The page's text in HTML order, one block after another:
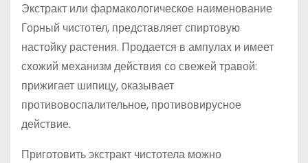
Экстракт или фармакологическое наименование
Горный чистотел, представляет спиртовую
настойку растения. Продается в ампулах и имеет
схожий механизм действия со свежей травой:
прижигает шипицу, оказывает
противовоспалительное, противовирусное
действие.
Приготовить экстракт чистотела можно